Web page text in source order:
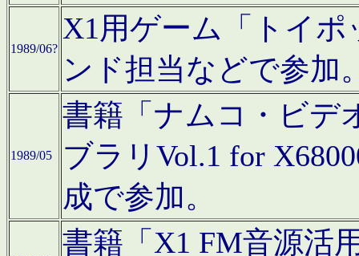
1989/06?
X1用ゲーム「トイ
ンド担当などで参加
1989/05
書籍「ナムコ・ビデ
ブラリVol.1 for
成で参加。
書籍「X1 FM音源活